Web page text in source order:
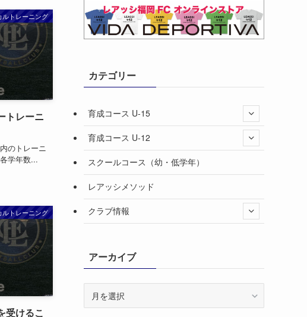
トレーニング
トレーニ
のトレーニ
学年数...
トレーニング
受けるこ
カテゴリー
育成コース U-15
育成コース U-12
スクールコース（幼・低学年）
レアッシメソッド
クラブ情報
アーカイブ